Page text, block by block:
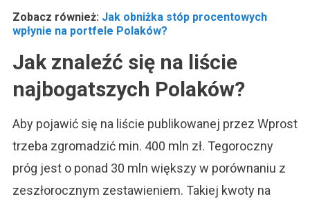
Zobacz również: Jak obniżka stóp procentowych
wpłynie na portfele Polaków?
Jak znaleźć się na liście
najbogatszych Polaków?
Aby pojawić się na liście publikowanej przez Wprost
trzeba zgromadzić min. 400 mln zł. Tegoroczny
próg jest o ponad 30 mln większy w porównaniu z
zeszłorocznym zestawieniem. Takiej kwoty na